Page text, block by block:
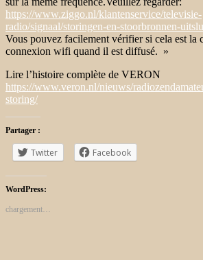
https://www.ziggo.nl/klantenservice/televisie-
radio/signaal/storingen-en-stoorbronnen-
Vous pouvez facilement vérifier si cela est la
connexion wifi quand il est diffusé. »
Lire l’histoire complète de VERON
https://www.veron.nl/nieuws/
storing/
Partager :
Twitter Facebook
WordPress:
chargement…